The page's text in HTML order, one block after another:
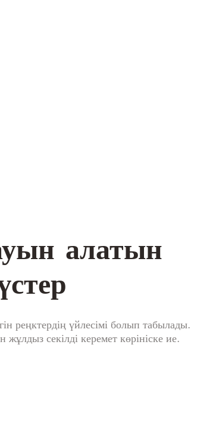
алатын
реңктердің үйлесімі болып табылады.
секілді керемет көрініске ие.